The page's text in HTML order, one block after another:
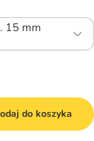
15 mm
do koszyka